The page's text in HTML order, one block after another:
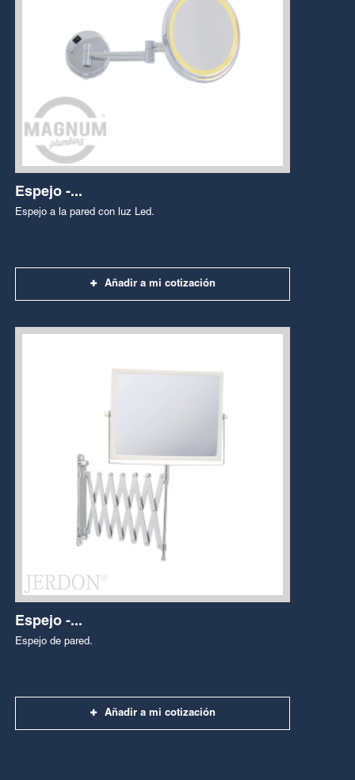
Espejo -...
Espejo a la pared con luz Led.
Añadir a mi cotización
Espejo -...
Espejo de pared.
Añadir a mi cotización